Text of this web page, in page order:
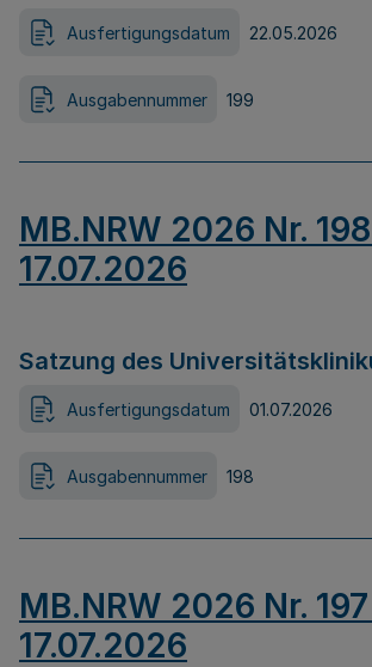
Ausfertigungsdatum 22.05.2026
Ausgabennummer 199
MB.NRW 2026 Nr.
17.07.2026
Satzung des
Ausfertigungsdatum 01.07.2026
Ausgabennummer 198
MB.NRW 2026 Nr.
17.07.2026